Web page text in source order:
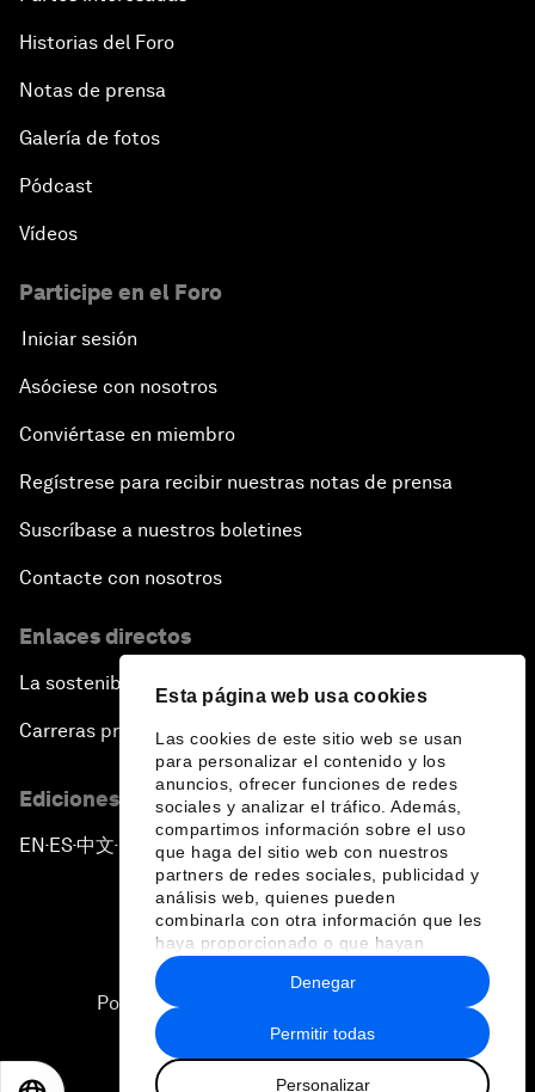
Esta página web usa cookies
Las cookies de este sitio web se usan
para personalizar el contenido y los
anuncios, ofrecer funciones de redes
sociales y analizar el tráfico. Además,
compartimos información sobre el uso
que haga del sitio web con nuestros
partners de redes sociales, publicidad y
análisis web, quienes pueden
combinarla con otra información que les
haya proporcionado o que hayan
recopilado a partir del uso que haya
hecho de sus servicios.
Permitir todas
Personalizar
Denegar
Historias del Foro
Notas de prensa
Galería de fotos
Pódcast
Vídeos
Participe en el Foro
Iniciar sesión
Asóciese con nosotros
Conviértase en miembro
Regístrese para recibir nuestras notas de prensa
Suscríbase a nuestros boletines
Contacte con nosotros
Enlaces directos
La sostenibilidad en el Foro
Carreras profesionales
Ediciones en otros idiomas
EN ▪ES▪中文▪ 日本語
Política de privacidad y normas de uso
Sitemap